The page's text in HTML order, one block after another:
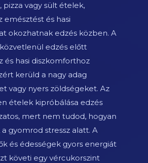
vagy sült ételek,
emésztést és hasi
okozhatnak edzés közben. A
edzés előtt
és hasi diszkomforthoz
kerüld a nagy adag
vagy nyers zöldségeket. Az
ételek kipróbálása edzés
mert nem tudod, hogyan
gyomrod stressz alatt. A
és édességek gyors energiát
követi egy vércukorszint